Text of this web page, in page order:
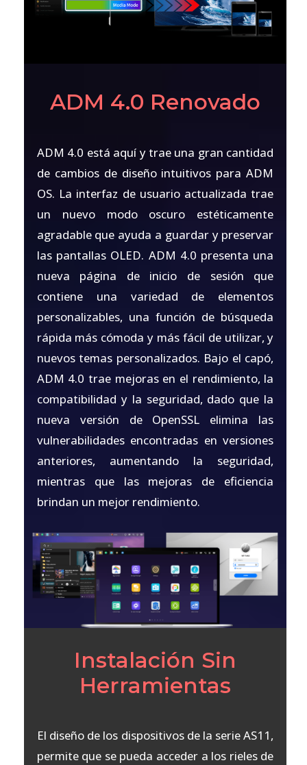
ADM 4.0 Renovado
ADM 4.0 está aquí y trae una gran cantidad
de cambios de diseño intuitivos para ADM
OS. La interfaz de usuario actualizada trae
un nuevo modo oscuro estéticamente
agradable que ayuda a guardar y preservar
las pantallas OLED. ADM 4.0 presenta una
nueva página de inicio de sesión que
contiene una variedad de elementos
personalizables, una función de búsqueda
rápida más cómoda y más fácil de utilizar, y
nuevos temas personalizados. Bajo el capó,
ADM 4.0 trae mejoras en el rendimiento, la
compatibilidad y la seguridad, dado que la
nueva versión de OpenSSL elimina las
vulnerabilidades encontradas en versiones
anteriores, aumentando la seguridad,
mientras que las mejoras de eficiencia
brindan un mejor rendimiento.
Instalación Sin
Herramientas
El diseño de los dispositivos de la serie AS11,
permite que se pueda acceder a los rieles de